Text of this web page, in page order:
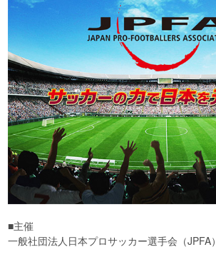
■主催
一般社団法人日本プロサッカー選手会（JPFA）